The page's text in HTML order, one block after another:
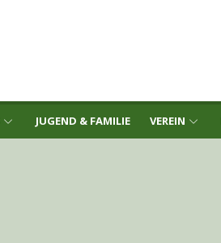
JUGEND & FAMILIE VEREIN